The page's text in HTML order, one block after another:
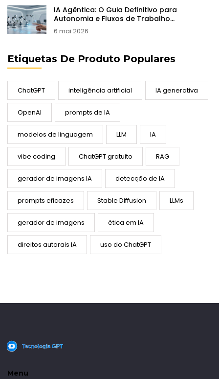
IA Agêntica: O Guia Definitivo para
Autonomia e Fluxos de Trabalho
Complexos em 2026
6 mai 2026
Etiquetas De Produto Populares
ChatGPT inteligência artificial IA generativa
OpenAI prompts de IA
modelos de linguagem LLM IA
vibe coding ChatGPT gratuito RAG
gerador de imagens IA detecção de IA
prompts eficazes Stable Diffusion LLMs
gerador de imagens ética em IA
direitos autorais IA uso do ChatGPT
Menu